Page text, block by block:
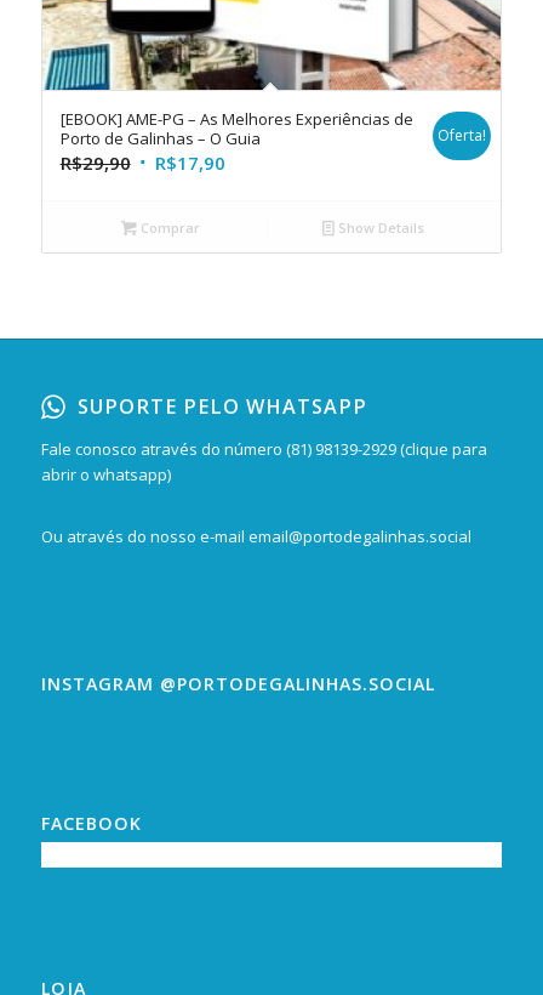
[EBOOK] AME-PG – As Melhores Experiências de
Porto de Galinhas – O Guia
R$29,90 R$17,90
Oferta!
Comprar Show Details
SUPORTE PELO WHATSAPP
Fale conosco através do número (81) 98139-2929 (clique para
abrir o whatsapp)
Ou através do nosso e-mail email@portodegalinhas.social
INSTAGRAM @PORTODEGALINHAS.SOCIAL
FACEBOOK
LOJA